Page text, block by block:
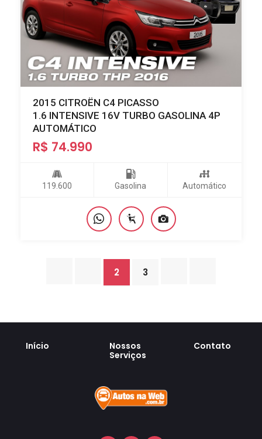
2015 CITROËN C4 PICASSO
1.6 INTENSIVE 16V TURBO GASOLINA 4P
AUTOMÁTICO
R$ 74.990
119.600 Gasolina Automático
2 3
Início
Nossos
Serviços
Contato